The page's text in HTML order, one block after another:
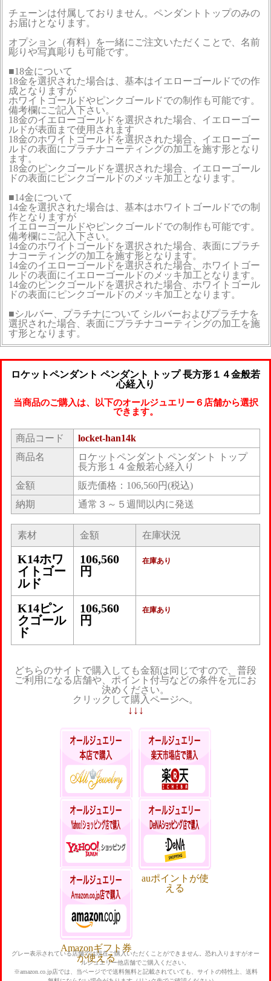
チェーンは付属しておりません。ペンダントトップのみの
お届けとなります。
オプション（有料）を一緒にご注文いただくことで、名前
彫りや写真彫りも可能です。
■18金について
18金を選択された場合は、基本はイエローゴールドでの作
成となりますが
ホワイトゴールドやピンクゴールドでの制作も可能です。
備考欄にご記入下さい。
18金のイエローゴールドを選択された場合、イエローゴー
ルドが表面まで使用されます
18金のホワイトゴールドを選択された場合、イエローゴー
ルドの表面にプラチナコーティングの加工を施す形となり
ます。
18金のピンクゴールドを選択された場合、イエローゴール
ドの表面にピンクゴールドのメッキ加工となります。
■14金について
14金を選択された場合は、基本はホワイトゴールドでの制
作となりますが
イエローゴールドやピンクゴールドでの制作も可能です。
備考欄にご記入下さい。
14金のホワイトゴールドを選択された場合、表面にプラチ
ナコーティングの加工を施す形となります。
14金のイエローゴールドを選択された場合、ホワイトゴー
ルドの表面にイエローゴールドのメッキ加工となります。
14金のピンクゴールドを選択された場合、ホワイトゴール
ドの表面にピンクゴールドのメッキ加工となります。
■シルバー、プラチナについて シルバーおよびプラチナを
選択された場合、表面にプラチナコーティングの加工を施
す形となります。
ロケットペンダント ペンダント トップ 長方形１４金般若
心経入り
当商品のご購入は、以下のオールジュエリー６店舗から選択
できます。
商品コード
locket-han14k
商品名
ロケットペンダント ペンダント トップ
長方形１４金般若心経入り
金額
販売価格：106,560円(税込)
納期
通常３～５週間以内に発送
素材 金額 在庫状況
K14ホワ
イトゴー
ルド
106,560
円
在庫あり
K14ピン
クゴール
ド
106,560
円
在庫あり
どちらのサイトで購入しても金額は同じですので、普段
ご利用になる店舗や、ポイント付与などの条件を元にお
決めください。
クリックして購入ページへ。
↓↓↓
本店ポイントい
つでも5%還元
楽天ポイントが
貯まる・使える
Yahoo!ポイント
が貯まる・使え
る
auポイントが使
える
Amazonギフト券
が使える
グレー表示されている店舗では現在ご購入いただくことができません。恐れ入りますがオー
ルジュエリー他店舗でご購入ください。
※amazon.co.jp店では、当ページでで送料無料と記載されていても、サイトの特性上、送料